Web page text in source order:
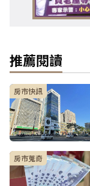
推薦閱讀
房市快訊
房市蒐奇